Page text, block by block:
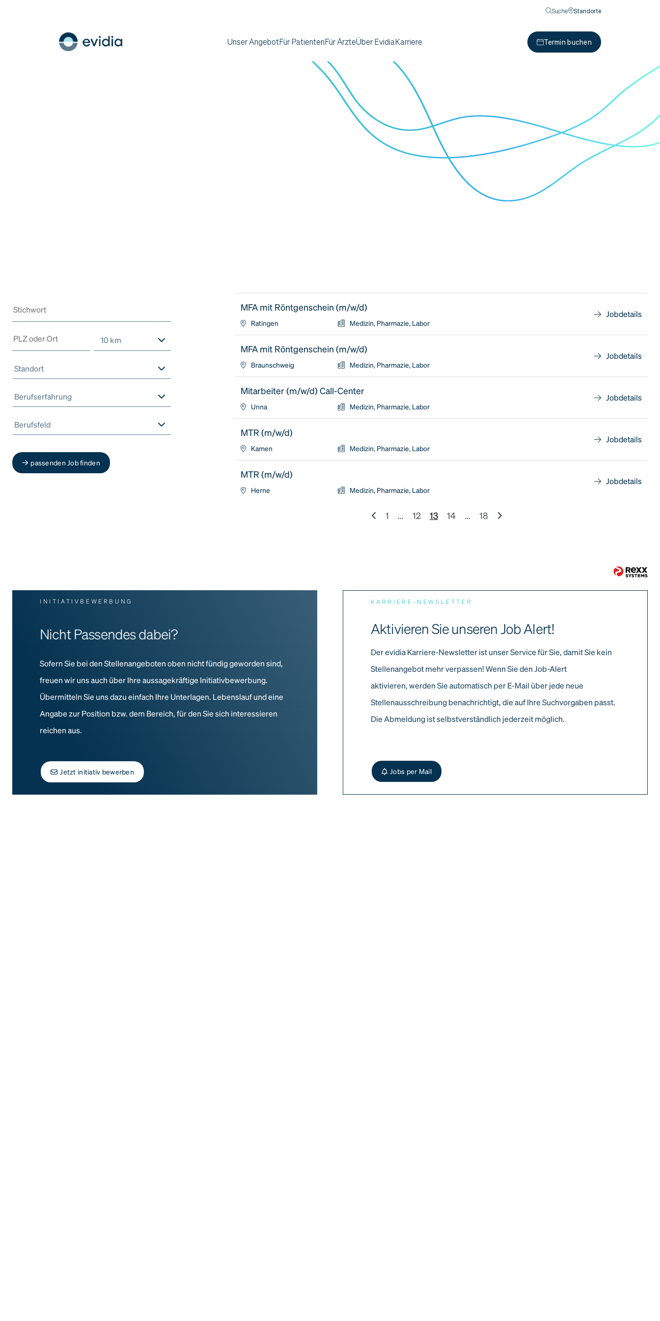
Suche Standorte
Unser AngebotFür PatientenFür ÄrzteÜber EvidiaKarriere Termin buchen
10 km
Standort
Berufserfahrung
Berufsfeld
passenden Job finden
MFA mit Röntgenschein (m/w/d)
Ratingen Medizin, Pharmazie, Labor
Jobdetails
MFA mit Röntgenschein (m/w/d)
Braunschweig Medizin, Pharmazie, Labor
Jobdetails
Mitarbeiter (m/w/d) Call-Center
Unna Medizin, Pharmazie, Labor
Jobdetails
MTR (m/w/d)
Kamen Medizin, Pharmazie, Labor
Jobdetails
MTR (m/w/d)
Herne Medizin, Pharmazie, Labor
Jobdetails
1 ... 12 13 14 ... 18
INITIATIVBEWERBUNG
Nicht Passendes dabei?
Sofern Sie bei den Stellenangeboten oben nicht fündig geworden sind,
freuen wir uns auch über Ihre aussagekräftige Initiativbewerbung.
Übermitteln Sie uns dazu einfach Ihre Unterlagen. Lebenslauf und eine
Angabe zur Position bzw. dem Bereich, für den Sie sich interessieren
reichen aus.
Jetzt initiativ bewerben
KARRIERE-NEWSLETTER
Aktivieren Sie unseren Job Alert!
Der evidia Karriere-Newsletter ist unser Service für Sie, damit Sie kein
Stellenangebot mehr verpassen! Wenn Sie den Job-Alert
aktivieren, werden Sie automatisch per E-Mail über jede neue
Stellenausschreibung benachrichtigt, die auf Ihre Suchvorgaben passt.
Die Abmeldung ist selbstverständlich jederzeit möglich.
Jobs per Mail